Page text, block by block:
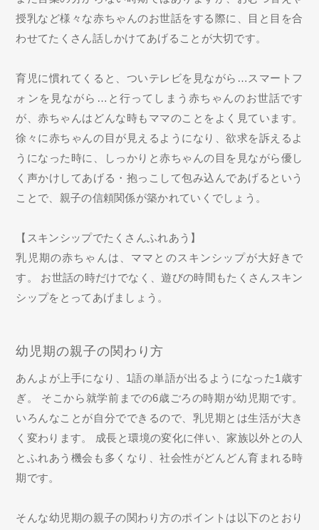
授乳など様々な赤ちゃんのお世話をする際に、目と目を合
わせてたくさん話しかけてあげることが大切です。
育児に慣れてくると、ついテレビを見ながら…スマートフ
ォンを見ながら…と行ってしまう赤ちゃんのお世話です
が、赤ちゃんはどんな時もママのことをよく見ています。
徐々に赤ちゃんの目が見えるようになり、欲求を訴えるよ
うになった時に、しっかりと赤ちゃんの目を見ながら優し
く声かけしてあげる・抱っこして包み込んであげるという
ことで、親子の信頼関係が築かれていくでしょう。
【スキンシップでたくさんふれあう】
乳児期の赤ちゃんは、ママとのスキンシップが大好きで
す。 お世話の時だけでなく、遊びの時間もたくさんスキン
シップをとってあげましょう。
幼児期の親子の関わり方
あんよが上手になり、1語の単語が出るようになった1歳す
ぎ。 そこから就学前までの6歳ごろの時期が幼児期です。
いろんなことが自分でできるので、乳児期とは生活が大き
く変わります。 成長と環境の変化に伴い、家族以外との人
とふれあう機会も多くなり、社会性がどんどん育まれる時
期です。
そんな幼児期の親子の関わり方のポイントは以下のとおり